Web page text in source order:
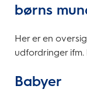
børns
Her er en
udfordringer
Babyer